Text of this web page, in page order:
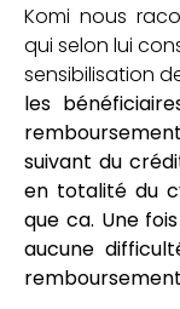
Komi nous
qui selon lui
sensibilisation
les
suivant du
en totalité du
que ca. Une
aucune